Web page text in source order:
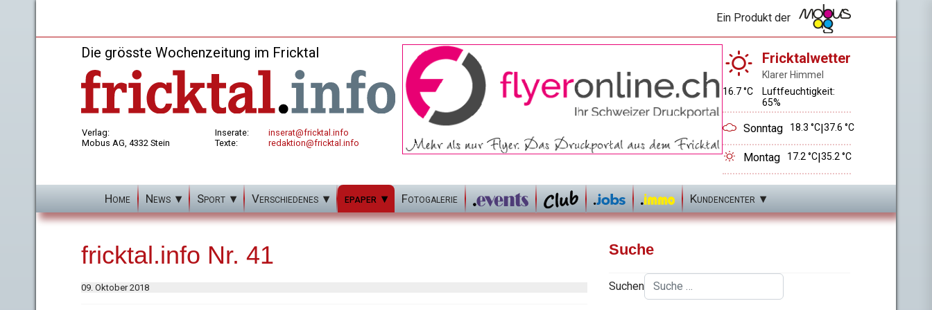
Ein Produkt der
Die grösste Wochenzeitung im Fricktal
Verlag:
Mobus AG, 4332 Stein
Inserate:
Texte:
inserat@fricktal.info
redaktion@fricktal.info
Fricktalwetter
Klarer Himmel
16.7 °C
Luftfeuchtigkeit:
65%
Sonntag 18.3 °C|37.6 °C
Montag 17.2 °C|35.2 °C
Home News Sport Verschiedenes epaper Fotogalerie Kundencenter
fricktal.info Nr. 41
09. Oktober 2018
Suche
Suchen